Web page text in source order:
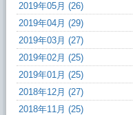
2019年05月 (26)
2019年04月 (29)
2019年03月 (27)
2019年02月 (25)
2019年01月 (25)
2018年12月 (27)
2018年11月 (25)